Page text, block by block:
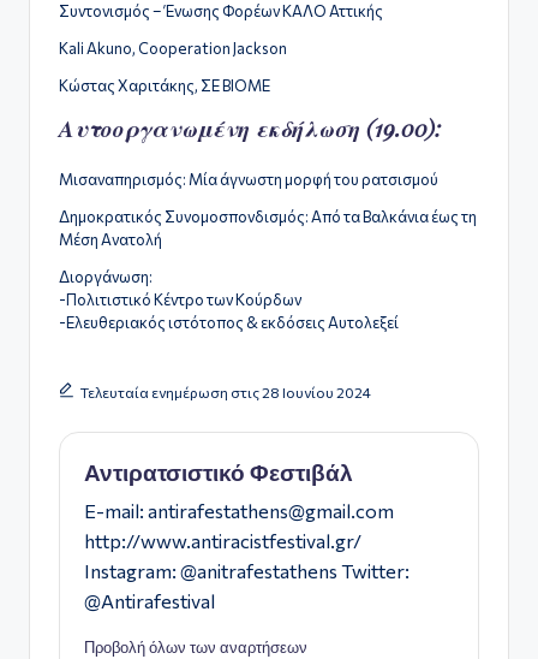
Συντονισμός – Ένωσης Φορέων ΚΑΛΟ Αττικής
Kali Akuno, Cooperation Jackson
Κώστας Χαριτάκης, ΣΕ ΒΙΟΜΕ
Αυτοοργανωμένη εκδήλωση (19.00):
Μισαναπηρισμός: Μία άγνωστη μορφή του ρατσισμού
Δημοκρατικός Συνομοσπονδισμός: Από τα Βαλκάνια έως τη
Μέση Ανατολή
Διοργάνωση:
-Πολιτιστικό Κέντρο των Κούρδων
-Ελευθεριακός ιστότοπος & εκδόσεις Αυτολεξεί
Τελευταία ενημέρωση στις 28 Ιουνίου 2024
Αντιρατσιστικό Φεστιβάλ
E-mail: antirafestathens@gmail.com
http://www.antiracistfestival.gr/
Instagram: @anitrafestathens Twitter:
@Antirafestival
Προβολή όλων των αναρτήσεων